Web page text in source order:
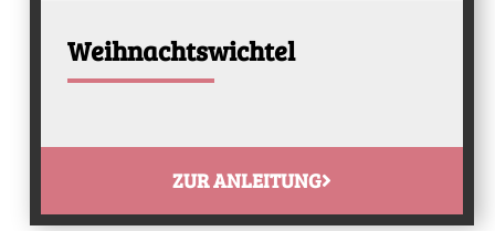
Weihnachtswichtel
ZUR ANLEITUNG